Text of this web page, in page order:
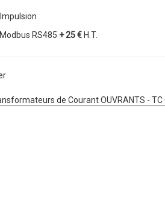
RS485 + 25 € H.T.
de Courant OUVRANTS - TC